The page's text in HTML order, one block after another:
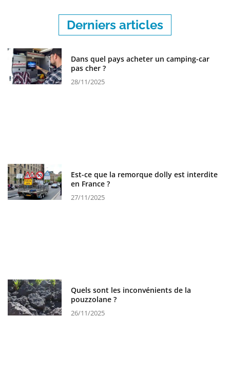
Derniers articles
Dans quel pays acheter un camping-car
pas cher ?
28/11/2025
Est-ce que la remorque dolly est interdite
en France ?
27/11/2025
Quels sont les inconvénients de la
pouzzolane ?
26/11/2025